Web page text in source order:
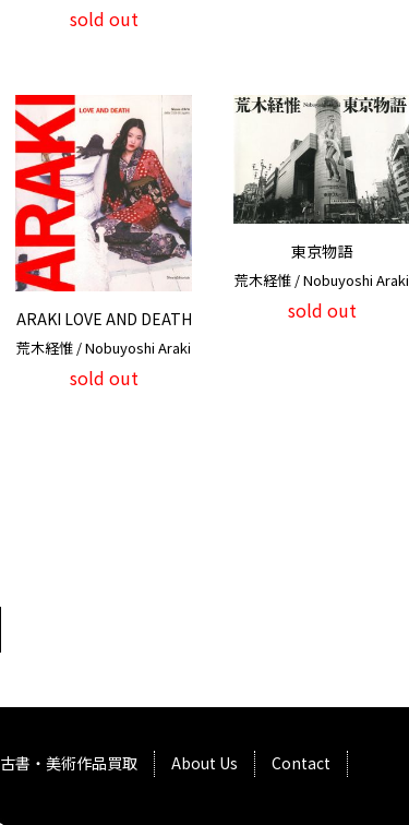
sold out
ARAKI LOVE AND DEATH
荒木経惟 / Nobuyoshi Araki
sold out
東京物語
荒木経惟 / Nobuyoshi Araki
sold out
古書・美術作品買取 About Us Contact